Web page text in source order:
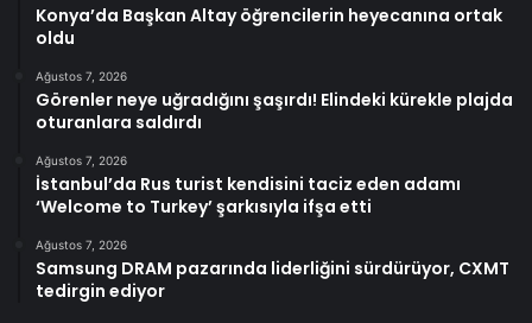
Konya’da Başkan Altay öğrencilerin heyecanına ortak
oldu
Ağustos 7, 2026
Görenler neye uğradığını şaşırdı! Elindeki kürekle plajda
oturanlara saldırdı
Ağustos 7, 2026
İstanbul’da Rus turist kendisini taciz eden adamı
‘Welcome to Turkey’ şarkısıyla ifşa etti
Ağustos 7, 2026
Samsung DRAM pazarında liderliğini sürdürüyor, CXMT
tedirgin ediyor